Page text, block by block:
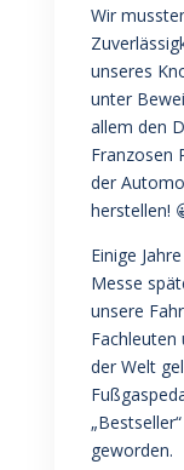
Wir
unseres
unter
allem den
Franzosen
der
herstellen!
Einige
Messe
unsere
Fachleuten
der Welt
geworden.